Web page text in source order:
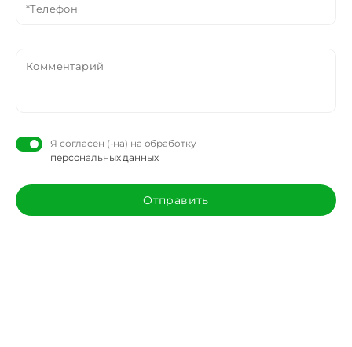
Я согласен (-на) на обработку
персональных данных
Отправить